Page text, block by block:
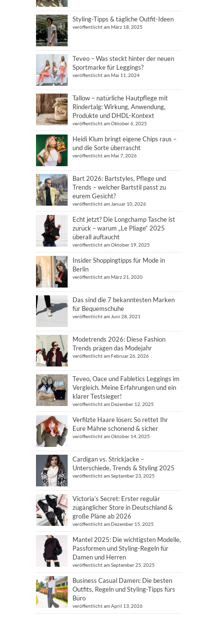
Styling-Tipps & tägliche Outfit-Ideen
veröffentlicht am März 18, 2025
Teveo – Was steckt hinter der neuen
Sportmarke für Leggings?
veröffentlicht am Mai 11, 2024
Tallow – natürliche Hautpflege mit
Rindertalg: Wirkung, Anwendung,
Produkte und DHDL-Kontext
veröffentlicht am Oktober 6, 2025
Heidi Klum bringt eigene Chips raus –
und die Sorte überrascht
veröffentlicht am Mai 7, 2026
Bart 2026: Bartstyles, Pflege und
Trends – welcher Bartstil passt zu
eurem Gesicht?
veröffentlicht am Januar 10, 2026
Echt jetzt? Die Longchamp Tasche ist
zurück – warum „Le Pliage“ 2025
überall auftaucht
veröffentlicht am Oktober 19, 2025
Insider Shoppingtipps für Mode in
Berlin
veröffentlicht am März 21, 2020
Das sind die 7 bekanntesten Marken
für Bequemschuhe
veröffentlicht am Juni 28, 2021
Modetrends 2026: Diese Fashion
Trends prägen das Modejahr
veröffentlicht am Februar 26, 2026
Teveo, Oace und Fabletics Leggings im
Vergleich. Meine Erfahrungen und ein
klarer Testsieger!
veröffentlicht am Dezember 12, 2025
Verfilzte Haare lösen: So rettet Ihr
Eure Mähne schonend & sicher
veröffentlicht am Oktober 14, 2025
Cardigan vs. Strickjacke –
Unterschiede, Trends & Styling 2025
veröffentlicht am September 23, 2025
Victoria’s Secret: Erster regulär
zugänglicher Store in Deutschland &
große Pläne ab 2026
veröffentlicht am Dezember 15, 2025
Mantel 2025: Die wichtigsten Modelle,
Passformen und Styling-Regeln für
Damen und Herren
veröffentlicht am September 25, 2025
Business Casual Damen: Die besten
Outfits, Regeln und Styling-Tipps fürs
Büro
veröffentlicht am April 13, 2026